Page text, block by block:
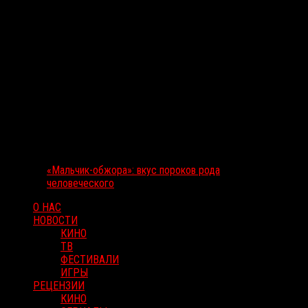
«Мальчик-обжора»: вкус пороков рода
человеческого
О НАС
НОВОСТИ
КИНО
ТВ
ФЕСТИВАЛИ
ИГРЫ
РЕЦЕНЗИИ
КИНО